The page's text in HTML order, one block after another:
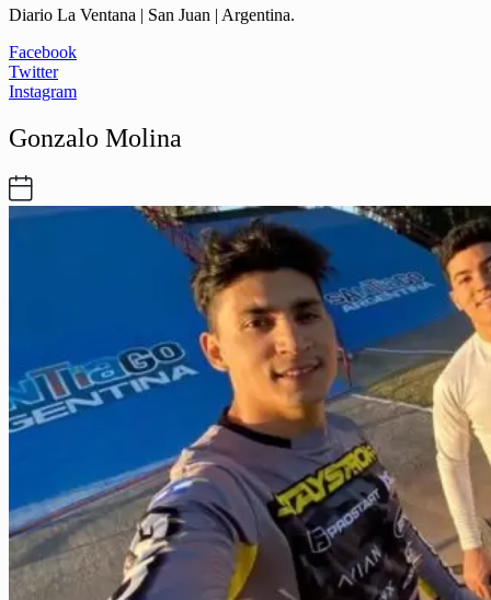
Diario La Ventana | San Juan | Argentina.
Facebook
Twitter
Instagram
Gonzalo Molina